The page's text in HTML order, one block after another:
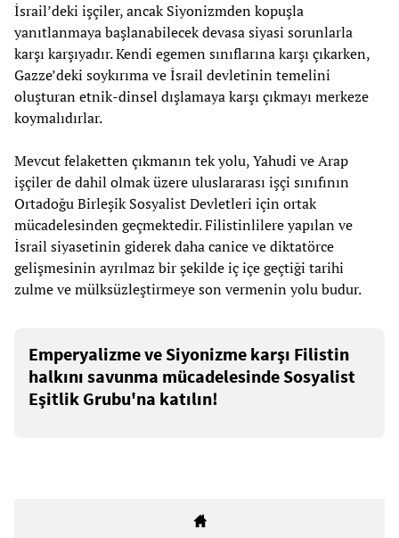
İsrail’deki işçiler, ancak Siyonizmden kopuşla
yanıtlanmaya başlanabilecek devasa siyasi sorunlarla
karşı karşıyadır. Kendi egemen sınıflarına karşı çıkarken,
Gazze’deki soykırıma ve İsrail devletinin temelini
oluşturan etnik-dinsel dışlamaya karşı çıkmayı merkeze
koymalıdırlar.
Mevcut felaketten çıkmanın tek yolu, Yahudi ve Arap
işçiler de dahil olmak üzere uluslararası işçi sınıfının
Ortadoğu Birleşik Sosyalist Devletleri için ortak
mücadelesinden geçmektedir. Filistinlilere yapılan ve
İsrail siyasetinin giderek daha canice ve diktatörce
gelişmesinin ayrılmaz bir şekilde iç içe geçtiği tarihi
zulme ve mülksüzleştirmeye son vermenin yolu budur.
Emperyalizme ve Siyonizme karşı Filistin
halkını savunma mücadelesinde Sosyalist
Eşitlik Grubu'na katılın!